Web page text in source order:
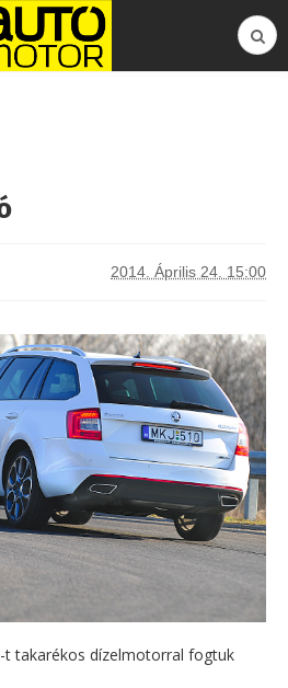
2014. Április 24. 15:00
t takarékos dízelmotorral fogtuk